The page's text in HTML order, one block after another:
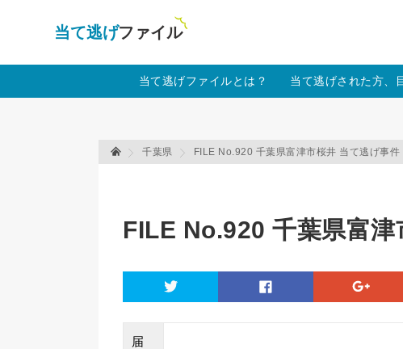
: Undefined array key "amp" in
当て逃げファイルとは？ 当て逃げされた方、
当て逃げファイル 当て逃げファイル
千葉県 FILE No.920 千葉県富津市桜井 当て逃げ事件
FILE No.920 千葉県富
twitter
届